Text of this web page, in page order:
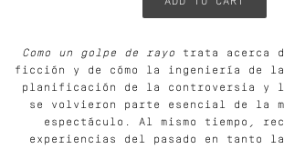
Como un golpe de rayo trata acerca
ficción y de cómo la ingeniería de
planificación de la controversia y
se volvieron parte esencial de la
espectáculo. Al mismo tiempo,
experiencias del pasado en tanto